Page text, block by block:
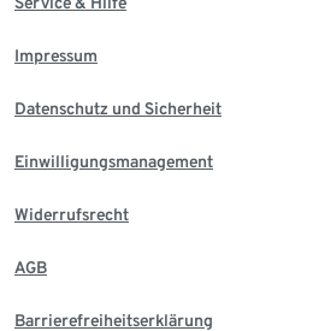
Impressum
Datenschutz und Sicherheit
Einwilligungsmanagement
Widerrufsrecht
AGB
Barrierefreiheitserklärung